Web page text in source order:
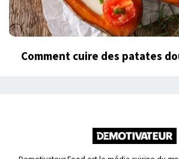
Comment cuire des patates